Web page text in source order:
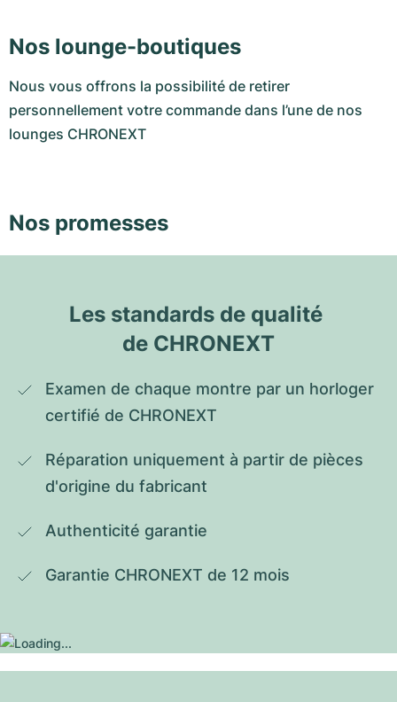
Nos lounge-boutiques
Nous vous offrons la possibilité de retirer
personnellement votre commande dans l’une de nos
lounges CHRONEXT
Nos promesses
Les standards de qualité
de CHRONEXT
Examen de chaque montre par un horloger
certifié de CHRONEXT
Réparation uniquement à partir de pièces
d'origine du fabricant
Authenticité garantie
Garantie CHRONEXT de 12 mois